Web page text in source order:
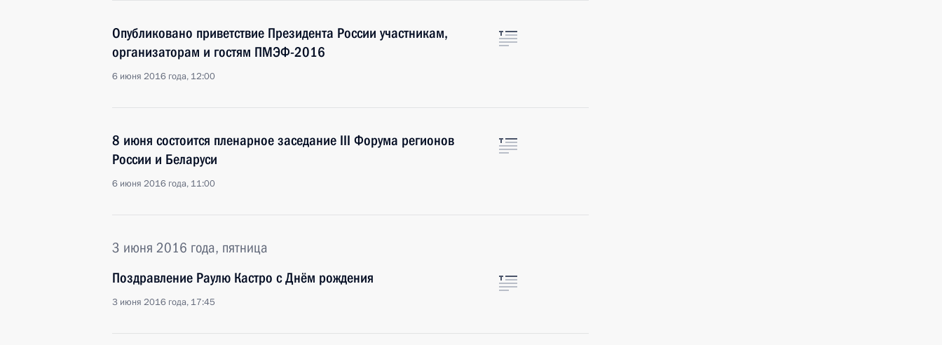
Опубликовано приветствие Президента России участникам,
организаторам и гостям ПМЭФ-2016
6 июня 2016 года, 12:00
8 июня состоится пленарное заседание III Форума регионов
России и Беларуси
6 июня 2016 года, 11:00
3 июня 2016 года, пятница
Поздравление Раулю Кастро с Днём рождения
3 июня 2016 года, 17:45